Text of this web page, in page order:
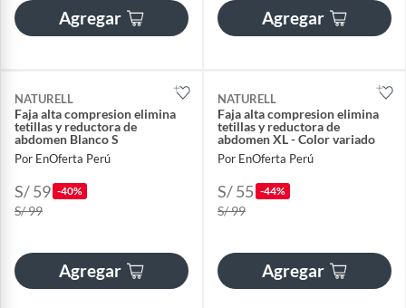
Agregar Agregar
NATURELL
Faja alta compresion elimina
tetillas y reductora de
abdomen Blanco S
Por EnOferta Perú
S/ 59 -40%
S/ 99
Agregar
NATURELL
Faja alta compresion elimina
tetillas y reductora de
abdomen XL - Color variado
Por EnOferta Perú
S/ 55 -44%
S/ 99
Agregar